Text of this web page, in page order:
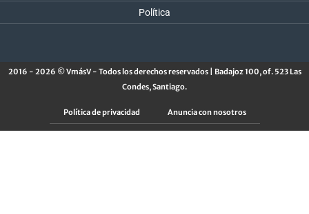
Política
2016 - 2026 © VmásV - Todos los derechos reservados | Badajoz 100, of. 523 Las
Condes, Santiago.
Política de privacidad Anuncia con nosotros